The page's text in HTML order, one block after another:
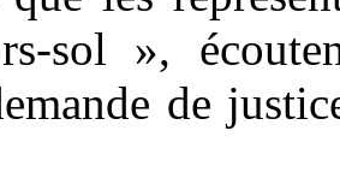
sol »,
de